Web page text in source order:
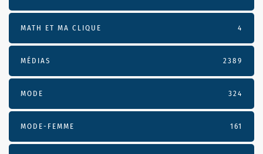
MATH ET MA CLIQUE 4
MÉDIAS 2389
MODE 324
MODE-FEMME 161